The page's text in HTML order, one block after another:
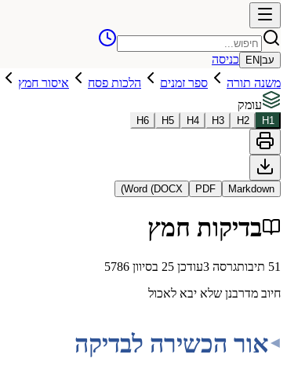
עב EN
כניסה
משנה תורה
ספר זמנים הלכות פסח איסור חמץ
עומק
H1
H2
H3
H4
H5
H6
Markdown
PDF
Word (DOCX)
בדיקות חמץ
51 תיבותגרסה 3עודכן 25 בסיוון 5786
חיוב מדרבנן שלא יבא לאכול
אור הכשירה לבדיקה